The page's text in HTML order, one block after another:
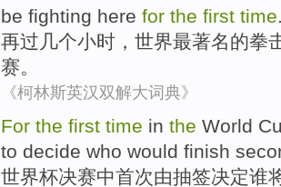
be fighting here for the first time
再过 几个小时， 世界最著名的拳
赛。
《柯林斯英汉双解大词典》
For the first time in the World
to decide who would finish
世界杯决赛中首次由抽签决定谁